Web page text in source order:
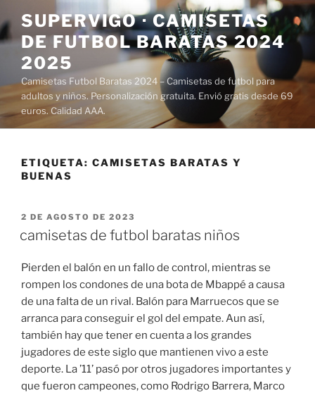
al
contenido
SUPERVIGO · CAMISETAS
DE FUTBOL BARATAS 2024
2025
Camisetas Futbol Baratas 2024 – Camisetas de futbol para
adultos y niños. Personalización gratuita. Envió gratis desde 69
euros. Calidad AAA.
ETIQUETA: CAMISETAS BARATAS Y
BUENAS
PUBLICADO
2 DE AGOSTO DE 2023
camisetas de futbol baratas niños
Pierden el balón en un fallo de control, mientras se
rompen los condones de una bota de Mbappé a causa
de una falta de un rival. Balón para Marruecos que se
arranca para conseguir el gol del empate. Aun así,
también hay que tener en cuenta a los grandes
jugadores de este siglo que mantienen vivo a este
deporte. La ’11’ pasó por otros jugadores importantes y
que fueron campeones, como Rodrigo Barrera, Marco